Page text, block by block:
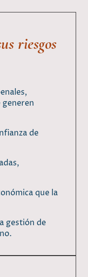
riesgos
de
que la
gestión de